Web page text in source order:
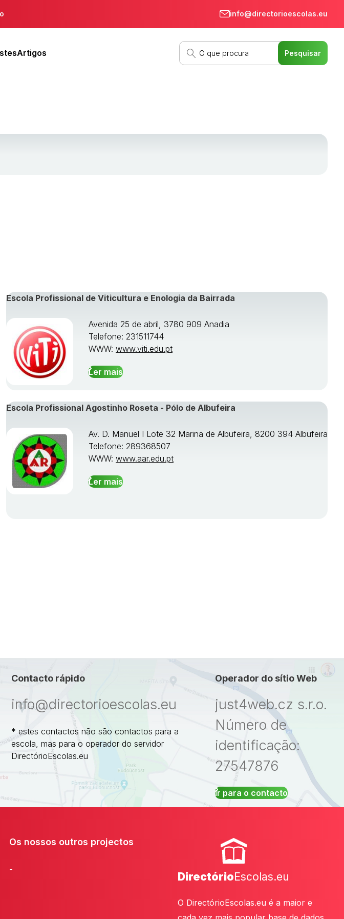
info@directorioescolas.eu
Artigos
Escola Profissional de Viticultura e Enologia da Bairrada
Avenida 25 de abril, 3780 909 Anadia
Telefone: 231511744
WWW: www.viti.edu.pt
Ler mais
Escola Profissional Agostinho Roseta - Pólo de Albufeira
Av. D. Manuel I Lote 32 Marina de Albufeira, 8200 394 Albufeira
Telefone: 289368507
WWW: www.aar.edu.pt
Ler mais
Contacto rápido
info@directorioescolas.eu
* estes contactos não são contactos para a
escola, mas para o operador do servidor
DirectórioEscolas.eu
Operador do sítio Web
just4web.cz s.r.o.
Número de
identificação:
27547876
Ir para o contacto
Os nossos outros projectos
-
DirectórioEscolas.eu
O DirectórioEscolas.eu é a maior e